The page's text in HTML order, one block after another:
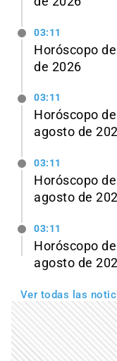
03:11
Horóscopo
de 2026
03:11
Horóscopo
agosto de
03:11
Horóscopo
agosto de
03:11
Horóscopo
agosto de
Ver todas las